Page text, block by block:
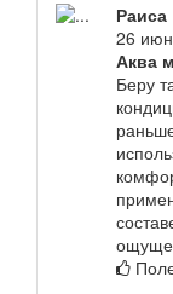
Раиса
26
Аква
Беру